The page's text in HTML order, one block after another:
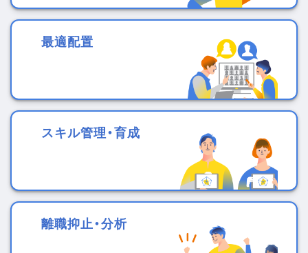
最適配置
スキル管理・育成
離職抑止・分析